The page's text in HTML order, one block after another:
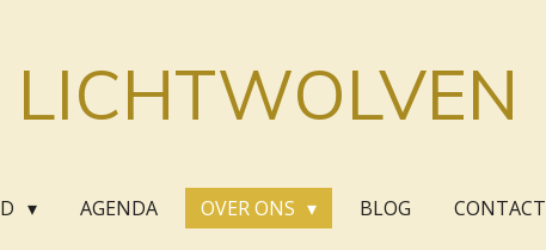
LICHTWOLVEN
AGENDA OVER ONS BLOG CONTACT